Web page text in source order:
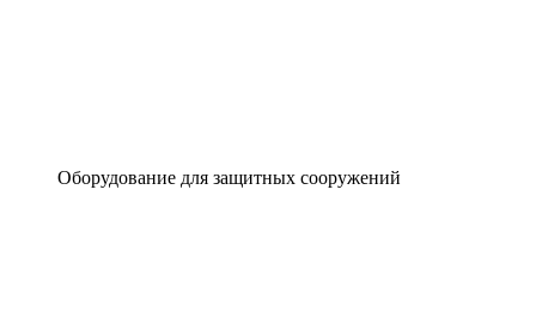
Оборудование для защитных сооружений